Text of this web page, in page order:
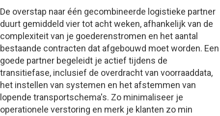
De overstap naar één gecombineerde logistieke partner
duurt gemiddeld vier tot acht weken, afhankelijk van de
complexiteit van je goederenstromen en het aantal
bestaande contracten dat afgebouwd moet worden. Een
goede partner begeleidt je actief tijdens de
transitiefase, inclusief de overdracht van voorraaddata,
het instellen van systemen en het afstemmen van
lopende transportschema's. Zo minimaliseer je
operationele verstoring en merk je klanten zo min